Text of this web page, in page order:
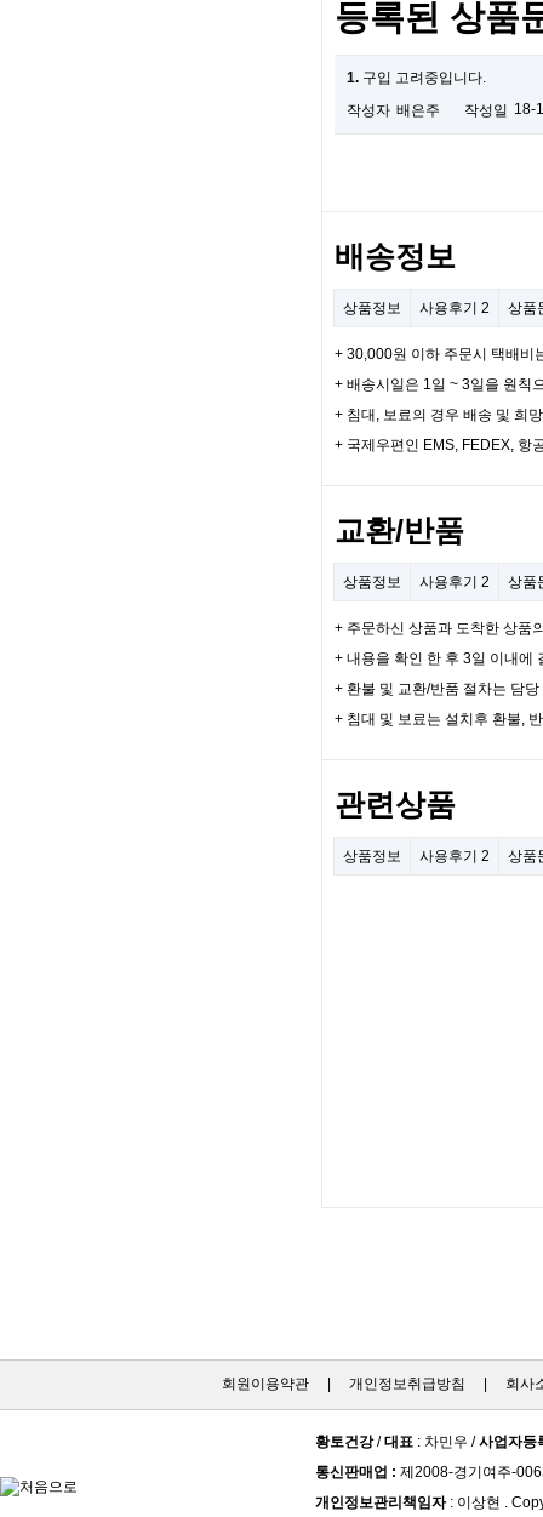
등록된 상품
1. 구입 고려중입니다.
작성자 배은주 작성일 18-
배송정보
상품정보 사용후기 2 상품
+ 30,000원 이하 주문시 택배비
+ 배송시일은 1일 ~ 3일을 원칙
+ 침대, 보료의 경우 배송 및 희
+ 국제우편인 EMS, FEDEX, 항
교환/반품
상품정보 사용후기 2 상품
+ 주문하신 상품과 도착한 상품
+ 내용을 확인 한 후 3일 이내에
+ 환불 및 교환/반품 절차는 담
+ 침대 및 보료는 설치후 환불,
관련상품
상품정보 사용후기 2 상품
회원이용약관| 개인정보취급방침 회사
황토건강/대표 : 차민우 /사업자등
통신판매업 : 제2008-경기여주-
개인정보관리책임자: 이상현 .